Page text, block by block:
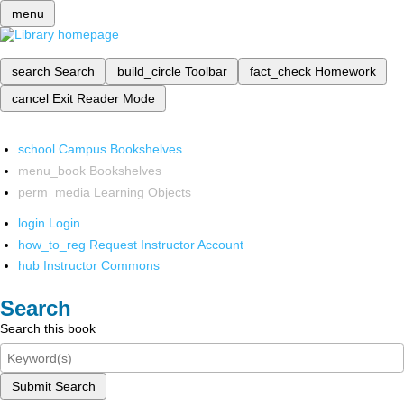
menu
search Search build_circle Toolbar fact_check Homework
cancel Exit Reader Mode
school Campus Bookshelves
menu_book Bookshelves
perm_media Learning Objects
login Login
how_to_reg Request Instructor Account
hub Instructor Commons
Search
Search this book
Submit Search